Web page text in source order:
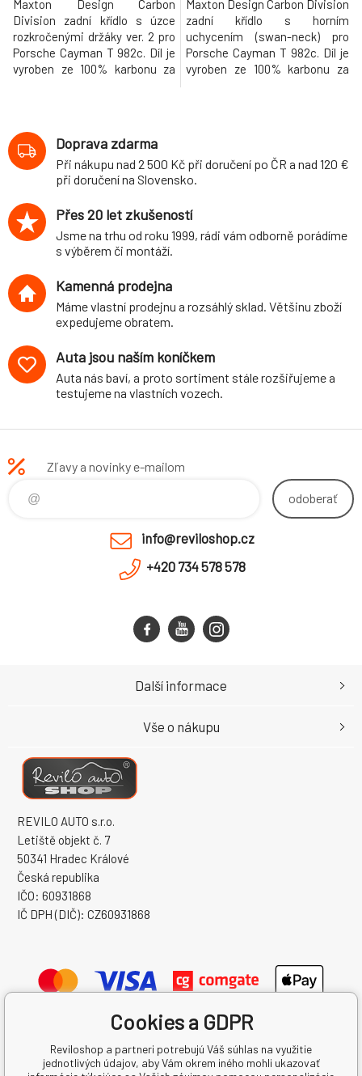
Maxton Design Carbon
Division zadní křídlo s úzce
rozkročenými držáky ver. 2 pro
Porsche Cayman T 982c. Díl je
vyroben ze 100% karbonu za
vláken.
Maxton Design Carbon Division
zadní křídlo s horním
uchycením (swan-neck) pro
Porsche Cayman T 982c. Díl je
vyroben ze 100% karbonu za
Doprava zdarma
Při nákupu nad 2 500 Kč při doručení po ČR a nad 120 €
při doručení na Slovensko.
Přes 20 let zkušeností
Jsme na trhu od roku 1999, rádi vám odborně porádíme
s výběrem či montáží.
Kamenná prodejna
Máme vlastní prodejnu a rozsáhlý sklad. Většinu zboží
expedujeme obratem.
Auta jsou naším koníčkem
Auta nás baví, a proto sortiment stále rozšiřujeme a
testujeme na vlastních vozech.
Zľavy a novinky e-mailom
odoberať
info@reviloshop.cz
+420 734 578 578
REVILO AUTO s.r.o.
Letiště objekt č. 7
50341 Hradec Králové
Česká republika
IČO: 60931868
IČ DPH (DIČ): CZ60931868
Další informace
Vše o nákupu
Cookies a GDPR
Reviloshop a partneri potrebujú Váš súhlas na využitie
jednotlivých údajov, aby Vám okrem iného mohli ukazovať